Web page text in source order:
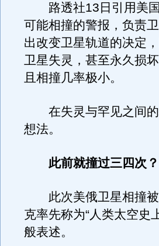
路透社13日引用美国
可能相撞的警报，负责
出改变卫星轨道的决定
卫星失灵，甚至永久损
且相撞几率极小。
在失灵与罕见之间的
想法。
此前就撞过三四次？
此次美俄卫星相撞被
克率先称为“人类太空史
般表述。